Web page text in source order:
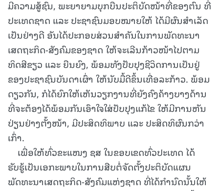
ມີຄວາມສູ້ຊົນ, ພະຍາຍາມບຸກບືນປະຕິບັດໜ້າທີ່ຂອງຕົນ ທີ່
ປະເທດຊາດ ແລະ ປະຊາຊົນມອບໝາຍໃຫ້ ໄດ້ມີຜົນສຳເລັດ
ເປັນຢ່າງດີ ອັນໄດ້ປະກອບສ່ວນສຳຄັນໃນການພັດທະນາ
ເສດຖະກິດ-ສັງຄົມຂອງຊາດ ໃຫ້ຈະເລີນກ້າວໜ້າໄປຕາມ
ທິດສີຂຽວ ແລະ ຍືນຍົງ, ພ້ອມທັງປັບປຸງຊີວິດການເປັນຢູ່
ຂອງປະຊາຊົນບັນດາເຜົ່າ ໃຫ້ນັບມື້ດີຂຶ້ນເທື່ອລະກ້າວ. ພ້ອມ
ດຽວກັນ, ກໍໄດ້ຍົກໃຫ້ເຫັນວຽກງານທີ່ຍັງຄົງຄ້າງບາງດ້ານ
ທີ່ຈະຕ້ອງໄດ້ພ້ອມກັນເອົາໃຈໃສ່ປັບປຸງແກ້ໄຂ ໃຫ້ມີການຫັນ
ປ່ຽນຢ່າງຕັ້ງໜ້າ, ມີປະສິດທິພາບ ແລະ ປະສິດທິຜົນກວ່າ
ເກົ່າ.
ເພື່ອໃຫ້ທົ່ວຂະແໜງ ຊສ ໃນຂອບເຂດທົ່ວປະເທດ ໄດ້
ຮັບຮູ້ເປັນເອກະພາບໃນການສືບຕໍ່ຈັດຕັ້ງປະຕິບັດແຜນ
ພັດທະນາເສດຖະກິດ-ສັງຄົມແຫ່ງຊາດ ທີ່ໄດ້ກຳນົດນັ້ນໃຫ້